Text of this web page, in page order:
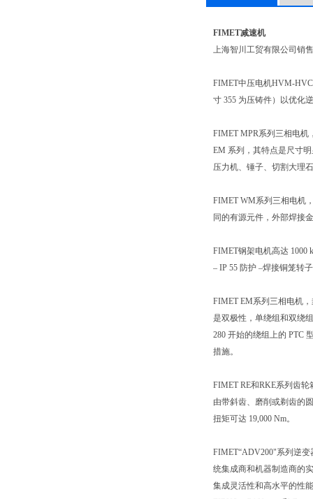
FIMET减速机
上海智川工贸有限公司销
FIMET中压电机HVM-
寸 355 为压铸件）以优化
FIMET MPR系列三相电机
EM 系列，其特点是尺寸
压力机、锤子、切割大理
FIMET WM系列三相电机
同的有源元件，外部焊接
FIMET钢架电机高达 1000
– IP 55 防护 –焊接铜笼转
FIMET EM系列三相电机
是双极性，单绕组和双绕
280 开始的绕组上的 PTC
措施。
FIMET RE和RKE系列齿
由带斜齿、磨削或剃齿的
扭矩可达 19,000 Nm。
FIMET“ADV200"系列逆
统集成商和机器制造商的
集成灵活性和高水平的性